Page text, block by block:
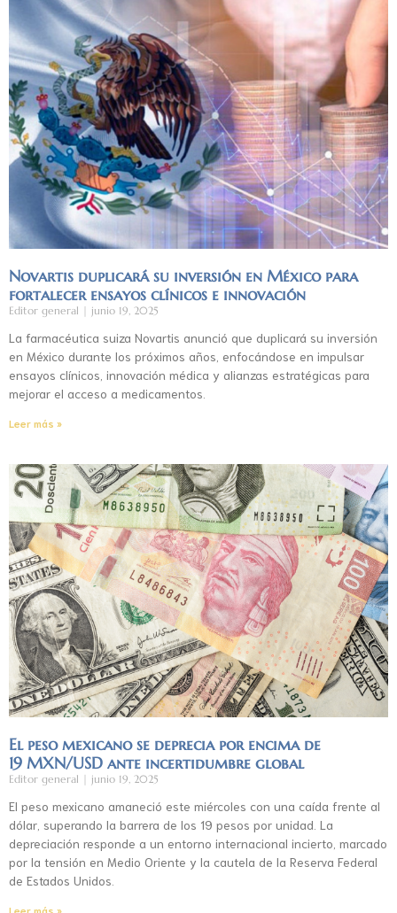
Novartis duplicará su inversión en México para
fortalecer ensayos clínicos e innovación
Editor general junio 19, 2025
La farmacéutica suiza Novartis anunció que duplicará su inversión
en México durante los próximos años, enfocándose en impulsar
ensayos clínicos, innovación médica y alianzas estratégicas para
mejorar el acceso a medicamentos.
Leer más »
El peso mexicano se deprecia por encima de
19 MXN/USD ante incertidumbre global
Editor general junio 19, 2025
El peso mexicano amaneció este miércoles con una caída frente al
dólar, superando la barrera de los 19 pesos por unidad. La
depreciación responde a un entorno internacional incierto, marcado
por la tensión en Medio Oriente y la cautela de la Reserva Federal
de Estados Unidos.
Leer más »